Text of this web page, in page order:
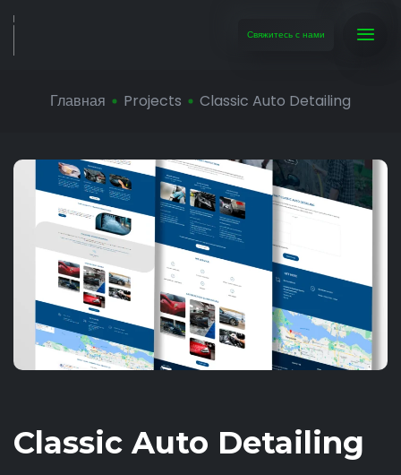
Свяжитесь с нами
Главная Projects Classic Auto Detailing
Classic Auto Detailing